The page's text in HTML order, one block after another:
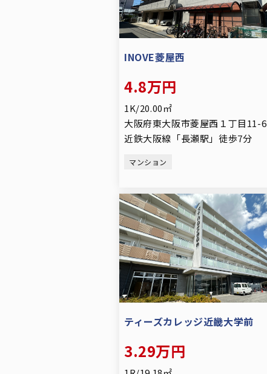
INOVE菱屋西
4.8万円
1K/20.00㎡
大阪府東大阪市菱屋西１丁目11-6
近鉄大阪線「長瀬駅」徒歩7分
マンション
ティーズカレッジ近畿大学前
3.29万円